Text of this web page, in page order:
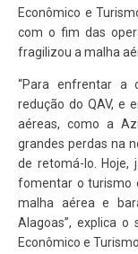
Econômico e
com o fim das
fragilizou a malha
“Para enfrentar a
redução do QAV, e
aéreas, como a
grandes perdas na
de retomá-lo. Hoje,
fomentar o turismo
malha aérea e
Alagoas”, explica o
Econômico e